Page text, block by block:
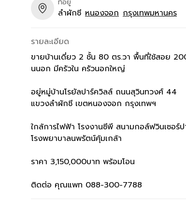
ที่อยู่
ลำผักชี หนองจอก กรุงเทพมหานคร
รายละเอียด
ขายบ้านเดี่ยว 2 ชั้น 80 ตร.วา พื้นที่ใช้สอย
นนอก มีครัวใน ครัวนอกใหญ่
อยู่หมู่บ้านโรยัลปาร์ควิลล์ ถนนสุวินทวงศ์ 44
แขวงลำผักชี เขตหนองจอก กรุงเทพฯ
ใกล้การไฟฟ้า โรงงานซีพี สนามกอล์ฟวินเซอร์
โรงพยาบาลนพรัตน์คุ้มเกล้า
ราคา 3,150,000บาท พร้อมโอน
ติดต่อ คุณแพท 088-300-7788